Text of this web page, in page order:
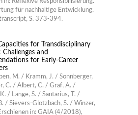
für nachhaltige Entwicklung.
S. 373-394.
for Transdisciplinary
Challenges and
for Early-Career
M. / Kramm, J. / Sonnberger,
C. / Albert, C. / Graf, A. /
/ Lange, S. / Santarius, T. /
/ Sievers-Glotzbach, S. / Winzer,
in: GAIA (4/2018),